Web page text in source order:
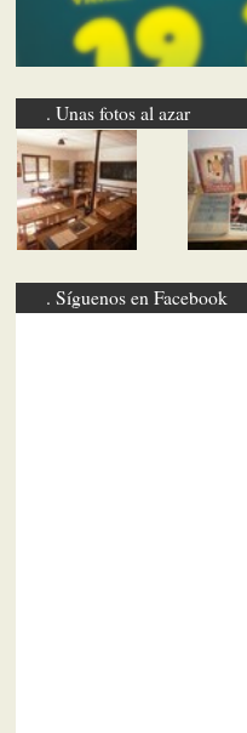
Unas fotos al azar
Síguenos en Facebook